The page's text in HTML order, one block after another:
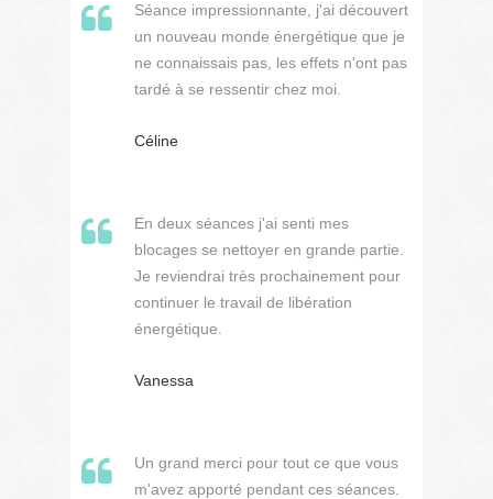
Séance impressionnante, j'ai découvert
un nouveau monde énergétique que je
ne connaissais pas, les effets n'ont pas
tardé à se ressentir chez moi.
Céline
En deux séances j'ai senti mes
blocages se nettoyer en grande partie.
Je reviendrai très prochainement pour
continuer le travail de libération
énergétique.
Vanessa
Un grand merci pour tout ce que vous
m'avez apporté pendant ces séances.